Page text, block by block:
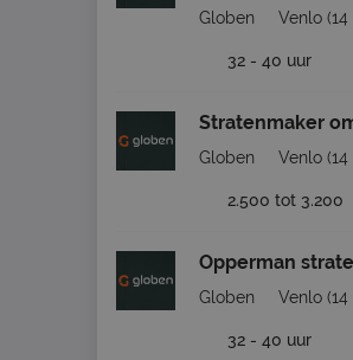
Globen Venlo (14
32 - 40 uur
Stratenmaker
Globen Venlo (14
2.500 tot 3.200
Opperman
Globen Venlo (14
32 - 40 uur